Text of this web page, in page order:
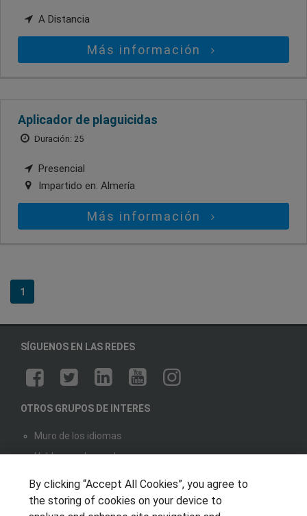
A Distancia
Más información
Aplicador de plaguicidas
Duración: 25
Presencial
Impartido en: Almería
Más información
1
SÍGUENOS EN LAS REDES
OTROS GRUPOS DE INTERES
Muro de los idiomas
Hablemos de empleo
Locos por las becas
CENTROS DE FORMACIÓN
By clicking “Accept All Cookies”, you agree to
the storing of cookies on your device to